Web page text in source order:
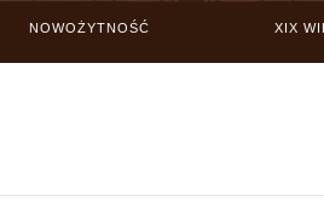
NOWOŻYTNOŚĆ XIX